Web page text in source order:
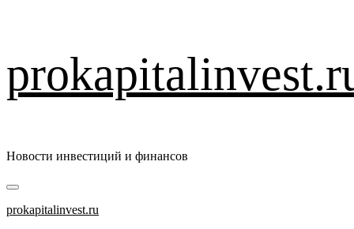
к
содержимому
Новости инвестиций и финансов
Основное
меню
prokapitalinvest.ru